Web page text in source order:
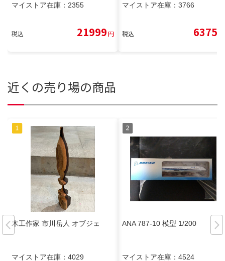
マイストア在庫： 2355
税込 21999円
マイストア在庫： 3766
税込 6375
近くの売り場の商品
木工作家 市川岳人 オブジェ
マイストア在庫： 4029
ANA 787-10 模型 1/200
マイストア在庫： 4524